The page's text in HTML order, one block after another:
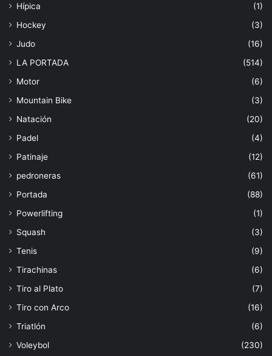
Hípica
(1)
Hockey
(3)
Judo
(16)
LA PORTADA
(514)
Motor
(6)
Mountain Bike
(3)
Natación
(20)
Padel
(4)
Patinaje
(12)
pedroneras
(61)
Portada
(88)
Powerlifting
(1)
Squash
(3)
Tenis
(9)
Tirachinas
(6)
Tiro al Plato
(7)
Tiro con Arco
(16)
Triatlón
(6)
Voleybol
(230)